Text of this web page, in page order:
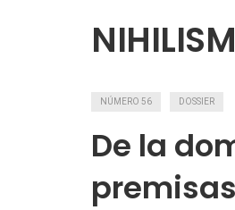
NÚMERO 56 DOSSIER
De la